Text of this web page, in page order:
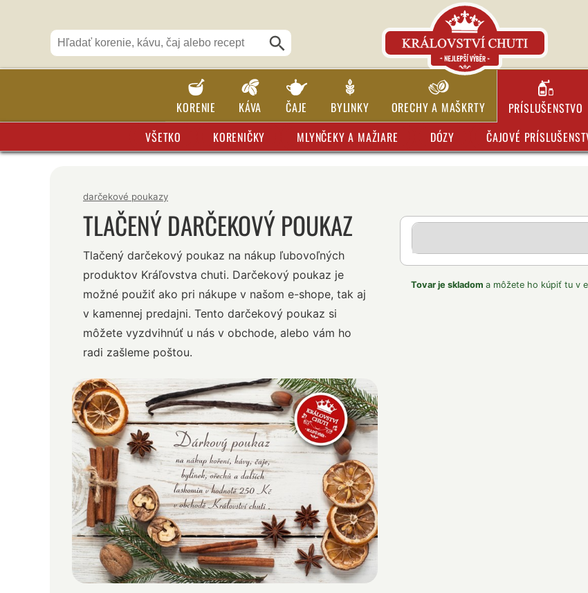
KORENIE KÁVA ČAJE BYLINKY ORECHY A MAŠKRTY PRÍSLUŠENSTVO
VŠETKO KORENIČKY MLYNČEKY A MAŽIARE DÓZY ČAJOVÉ
darčekové poukazy
TLAČENÝ DARČEKOVÝ POUKAZ
Tlačený darčekový poukaz na nákup ľubovoľných
produktov Kráľovstva chuti. Darčekový poukaz je
možné použiť ako pri nákupe v našom e-shope, tak aj
v kamennej predajni. Tento darčekový poukaz si
môžete vyzdvihnúť u nás v obchode, alebo vám ho
radi zašleme poštou.
Tovar je skladom a môžete ho kúpiť tu v